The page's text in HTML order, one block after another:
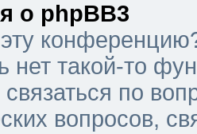
о phpBB3
нет такой-то
по
вопросов,